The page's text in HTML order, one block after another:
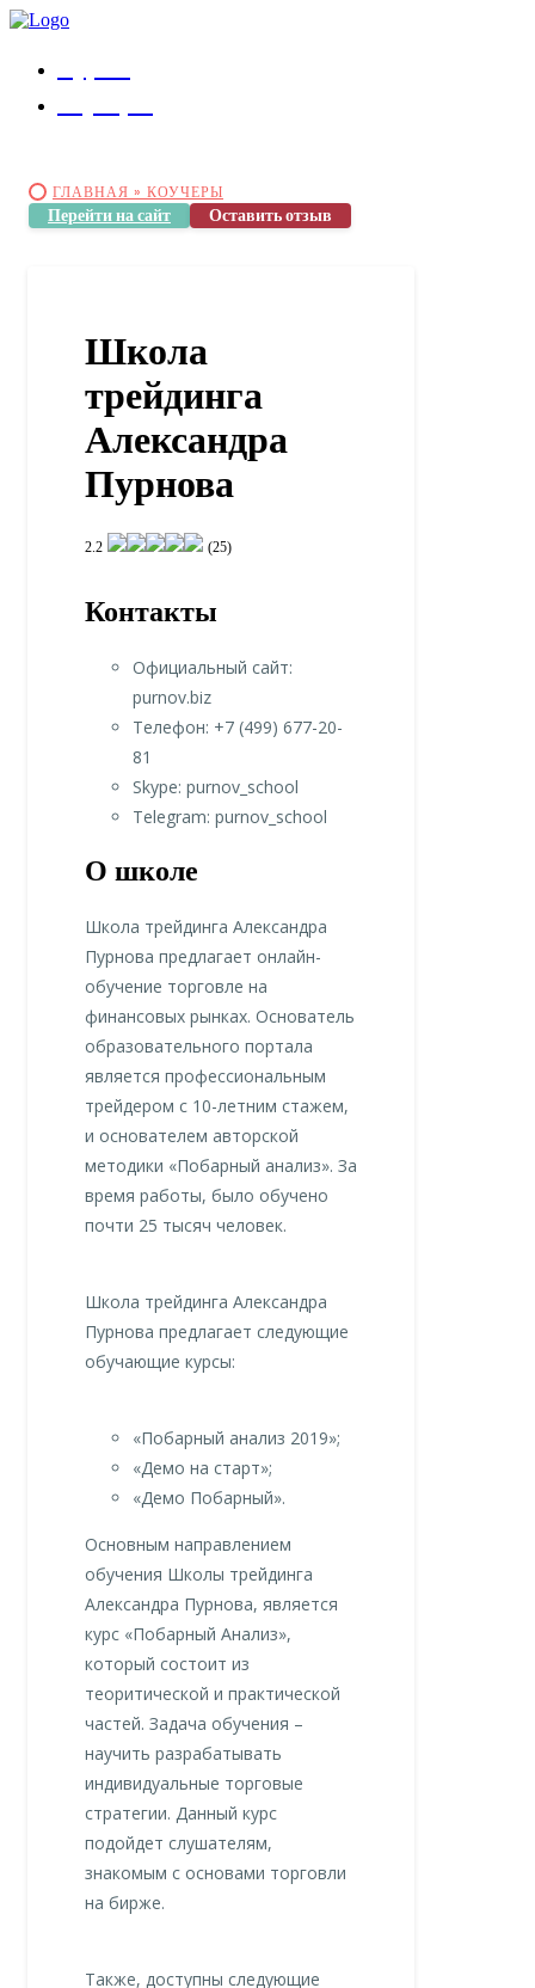
ГЛАВНАЯ » КОУЧЕРЫ
Перейти на сайт Оставить отзыв
Школа
трейдинга
Александра
Пурнова
2.2 (25)
Контакты
Официальный сайт:
purnov.biz
Телефон: +7 (499) 677-20-
81
Skype: purnov_school
Telegram: purnov_school
О школе
Школа трейдинга Александра
Пурнова предлагает онлайн-
обучение торговле на
финансовых рынках. Основатель
образовательного портала
является профессиональным
трейдером с 10-летним стажем,
и основателем авторской
методики «Побарный анализ». За
время работы, было обучено
почти 25 тысяч человек.
Школа трейдинга Александра
Пурнова предлагает следующие
обучающие курсы:
«Побарный анализ 2019»;
«Демо на старт»;
«Демо Побарный».
Основным направлением
обучения Школы трейдинга
Александра Пурнова, является
курс «Побарный Анализ»,
который состоит из
теоритической и практической
частей. Задача обучения –
научить разрабатывать
индивидуальные торговые
стратегии. Данный курс
подойдет слушателям,
знакомым с основами торговли
на бирже.
Также, доступны следующие